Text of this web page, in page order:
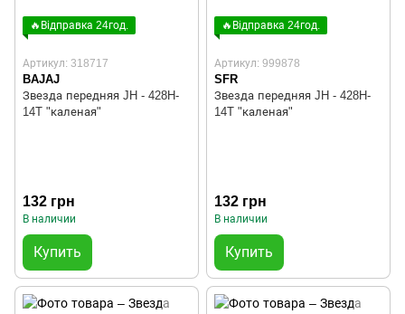
🔥Відправка 24год.
Артикул: 318717
BAJAJ
Звезда передняя JH - 428H-
14T "каленая"
132 грн
В наличии
Купить
🔥Відправка 24год.
Артикул: 999878
SFR
Звезда передняя JH - 428H-
14T "каленая"
132 грн
В наличии
Купить